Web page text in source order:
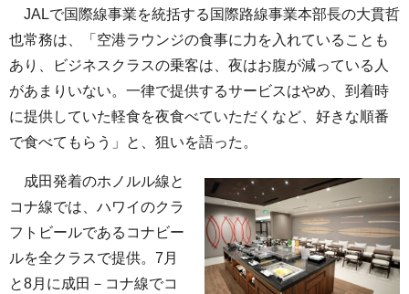
JALで国際線事業を統括する国際路線事業本部長の大貫哲
也常務は、「空港ラウンジの食事に力を入れていることも
あり、ビジネスクラスの乗客は、夜はお腹が減っている人
があまりいない。一律で提供するサービスはやめ、到着時
に提供していた軽食を夜食べていただくなど、好きな順番
で食べてもらう」と、狙いを語った。
成田発着のホノルル線と
コナ線では、ハワイのクラ
フトビールであるコナビー
ルを全クラスで提供。7月
と8月に成田－コナ線でコ